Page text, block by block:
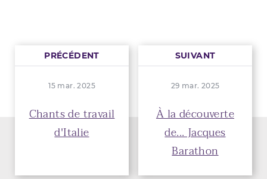
PRÉCÉDENT
15 mar. 2025
Chants de travail
d'Italie
SUIVANT
29 mar. 2025
À la découverte
de... Jacques
Barathon